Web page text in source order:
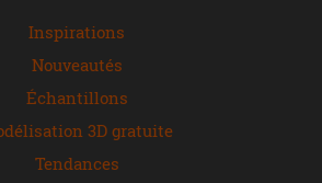
Inspirations
Nouveautés
Échantillons
3D gratuite
Tendances